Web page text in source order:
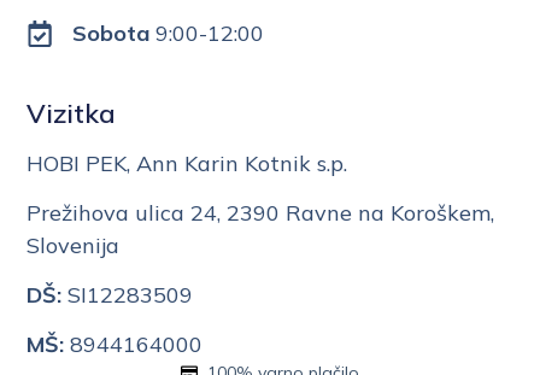
Sobota9:00-12:00
Vizitka
HOBI PEK, Ann Karin Kotnik s.p.
Prežihova ulica 24, 2390 Ravne na Koroškem,
Slovenija
DŠ: SI12283509
MŠ: 8944164000